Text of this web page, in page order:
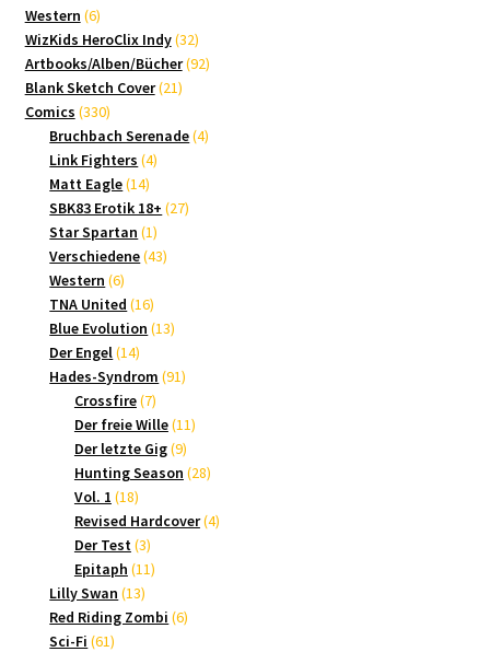
Western 66
Produkte
WizKids HeroClix Indy 3232
Produkte
Artbooks/Alben/Bücher 9292
Blank Sketch Cover 2121
Comics 330330
Produkte
Bruchbach Serenade 44
Link Fighters 44
Matt Eagle 1414
Produkte
SBK83 Erotik 18+ 2727
Star Spartan 11
Produkt
Verschiedene 4343
Western 66
Produkte
TNA United 1616
Produkte
Blue Evolution 1313
Der Engel 1414
Produkte
Hades-Syndrom 9191
Crossfire 77
Produkte
Der freie Wille 1111
Der letzte Gig 99
Produkte
Hunting Season 2828
Vol. 1 1818
Produkte
Revised Hardcover 44
Der Test 33
Produkte
Epitaph 1111
Lilly Swan 1313
Produkte
Red Riding Zombi 66
Sci-Fi 6161